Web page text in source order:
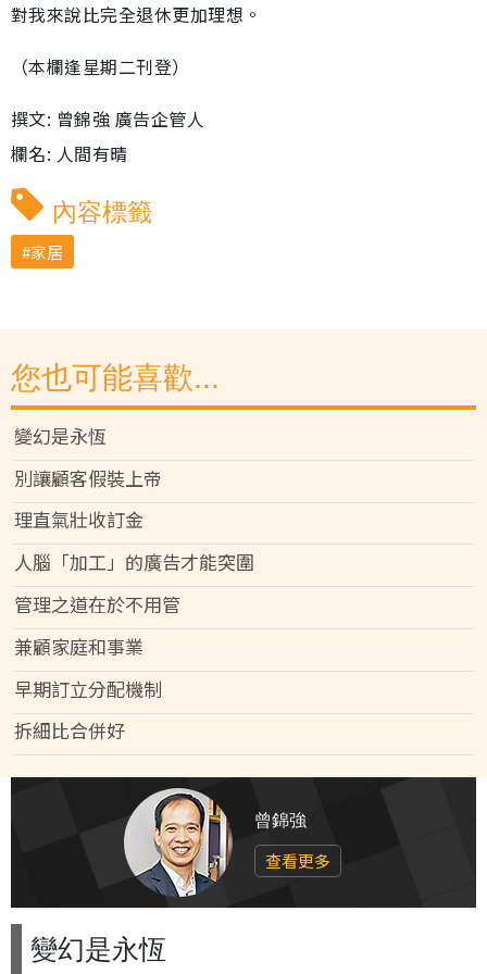
對我來說比完全退休更加理想。
（本欄逢星期二刊登）
撰文: 曾錦強 廣告企管人
欄名: 人間有晴
內容標籤
家居
您也可能喜歡...
變幻是永恆
別讓顧客假裝上帝
理直氣壯收訂金
人腦「加工」的廣告才能突圍
管理之道在於不用管
兼顧家庭和事業
早期訂立分配機制
拆細比合併好
曾錦強
查看更多
變幻是永恆